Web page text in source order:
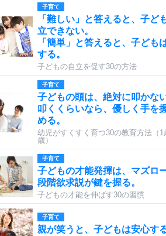
子育て
「難しい」と答えると、子ど
立できない。
「簡単」と答えると、子ども
する。
子どもの自立を促す30の方法
子育て
子どもの頭は、絶対に叩かない
叩くくらいなら、優しく手を
める。
幼児がすくすく育つ30の教育方法（1
歳）
子育て
子どもの才能発揮は、マズロ
段階欲求説が鍵を握る。
子どもの才能を伸ばす30の習慣
子育て
親が笑うと、子どもは安心する